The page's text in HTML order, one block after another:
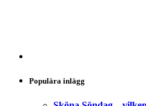
Populära inlägg